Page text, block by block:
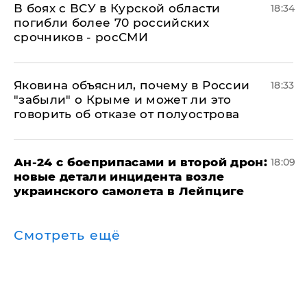
В боях с ВСУ в Курской области
погибли более 70 российских
срочников - росСМИ
18:34
Яковина объяснил, почему в России
"забыли" о Крыме и может ли это
говорить об отказе от полуострова
18:33
Ан-24 с боеприпасами и второй дрон:
новые детали инцидента возле
украинского самолета в Лейпциге
18:09
Смотреть ещё